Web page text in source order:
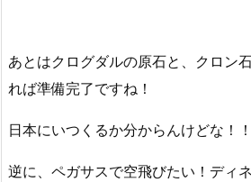
あとはクログダルの原石と、クロン
れば準備完了ですね！
日本にいつくるか分からんけどな！！
逆に、ペガサスで空飛びたい！ディ